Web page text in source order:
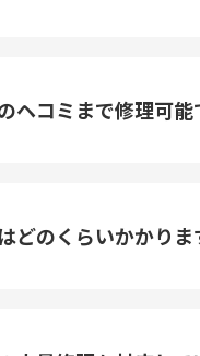
ヘコミまで修理可
どのくらいかかりま